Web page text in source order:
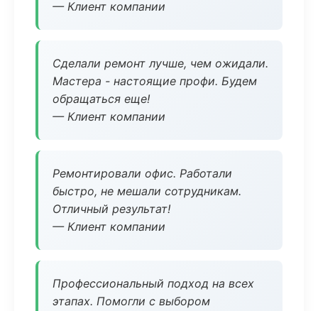
— Клиент компании
Сделали ремонт лучше, чем ожидали.
Мастера - настоящие профи. Будем
обращаться еще!
— Клиент компании
Ремонтировали офис. Работали
быстро, не мешали сотрудникам.
Отличный результат!
— Клиент компании
Профессиональный подход на всех
этапах. Помогли с выбором